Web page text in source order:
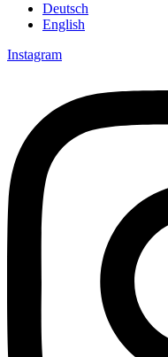
Deutsch
English
Instagram